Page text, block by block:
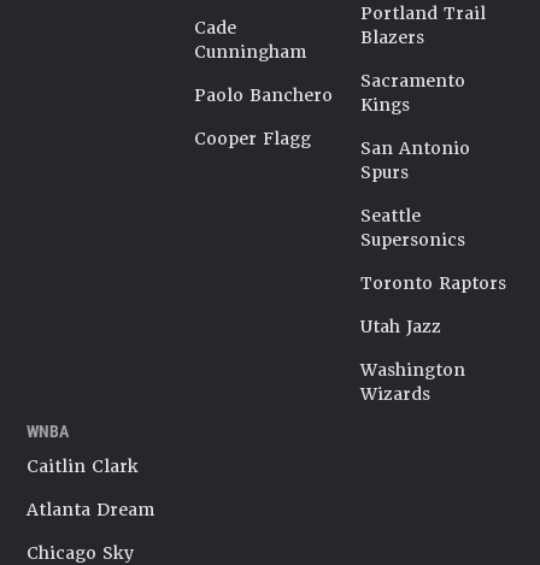
Cade
Cunningham
Paolo Banchero
Cooper Flagg
Portland Trail
Blazers
Sacramento
Kings
San Antonio
Spurs
Seattle
Supersonics
Toronto Raptors
Utah Jazz
Washington
Wizards
WNBA
Caitlin Clark
Atlanta Dream
Chicago Sky